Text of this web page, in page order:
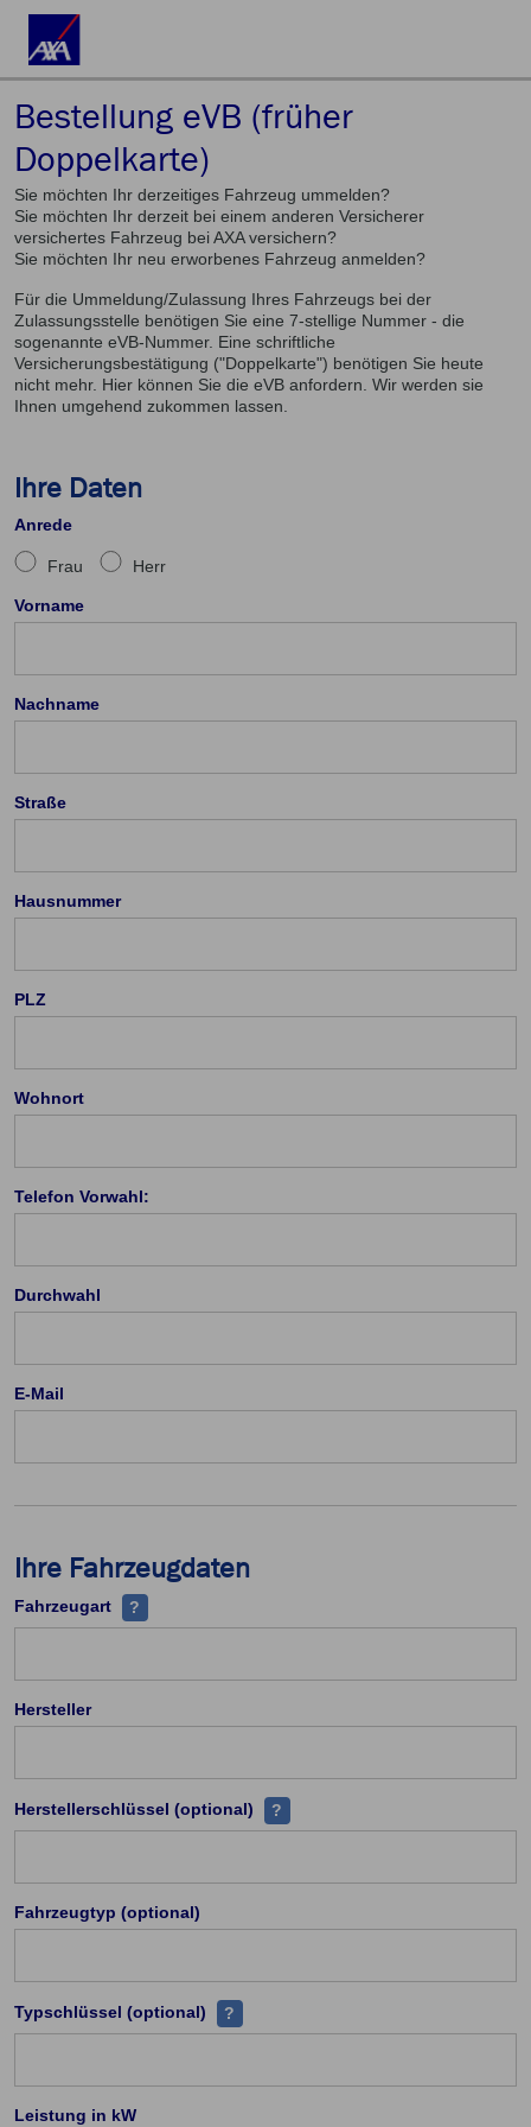
Bestellung eVB (früher
Doppelkarte)
Sie möchten Ihr derzeitiges Fahrzeug ummelden?
Sie möchten Ihr derzeit bei einem anderen Versicherer
versichertes Fahrzeug bei AXA versichern?
Sie möchten Ihr neu erworbenes Fahrzeug anmelden?
Für die Ummeldung/Zulassung Ihres Fahrzeugs bei der
Zulassungsstelle benötigen Sie eine 7-stellige Nummer - die
sogenannte eVB-Nummer. Eine schriftliche
Versicherungsbestätigung ("Doppelkarte") benötigen Sie heute
nicht mehr. Hier können Sie die eVB anfordern. Wir werden sie
Ihnen umgehend zukommen lassen.
Ihre Daten
Anrede
Frau Herr
Vorname
Nachname
Straße
Hausnummer
PLZ
Wohnort
Telefon Vorwahl:
Durchwahl
E-Mail
Ihre Fahrzeugdaten
Fahrzeugart Handelt es sich z.B PKW, Leichtkraftrad, Kraftrad
?
Hersteller
Herstellerschlüssel (optional) Zu jedem Hersteller existieren
?
Fahrzeugtyp (optional)
Typschlüssel (optional) Jeder Fahrzeugtyp (PKW) hat eine
?
Leistung in kW